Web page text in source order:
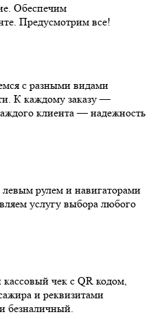
Обеспечим
Предусмотрим все!
с разными видами
К каждому заказу —
клиента — надежность
рулем и навигаторами
услугу выбора любого
чек с QR кодом,
и реквизитами
безналичный.